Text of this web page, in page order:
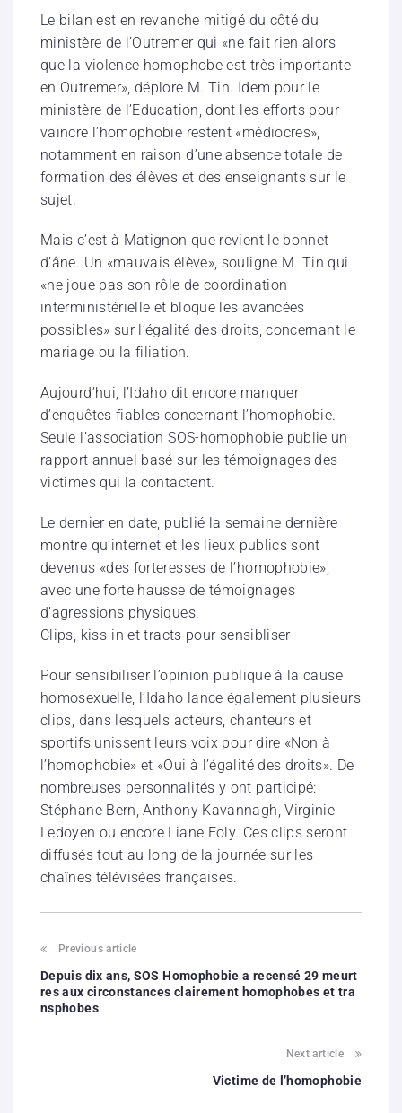
Le bilan est en revanche mitigé du côté du
ministère de l’Outremer qui «ne fait rien alors
que la violence homophobe est très importante
en Outremer», déplore M. Tin. Idem pour le
ministère de l’Education, dont les efforts pour
vaincre l’homophobie restent «médiocres»,
notamment en raison d’une absence totale de
formation des élèves et des enseignants sur le
sujet.
Mais c’est à Matignon que revient le bonnet
d’âne. Un «mauvais élève», souligne M. Tin qui
«ne joue pas son rôle de coordination
interministérielle et bloque les avancées
possibles» sur l’égalité des droits, concernant le
mariage ou la filiation.
Aujourd’hui, l’Idaho dit encore manquer
d’enquêtes fiables concernant l’homophobie.
Seule l’association SOS-homophobie publie un
rapport annuel basé sur les témoignages des
victimes qui la contactent.
Le dernier en date, publié la semaine dernière
montre qu’internet et les lieux publics sont
devenus «des forteresses de l’homophobie»,
avec une forte hausse de témoignages
d’agressions physiques.
Clips, kiss-in et tracts pour sensibliser
Pour sensibiliser l’opinion publique à la cause
homosexuelle, l’Idaho lance également plusieurs
clips, dans lesquels acteurs, chanteurs et
sportifs unissent leurs voix pour dire «Non à
l’homophobie» et «Oui à l’égalité des droits». De
nombreuses personnalités y ont participé:
Stéphane Bern, Anthony Kavannagh, Virginie
Ledoyen ou encore Liane Foly. Ces clips seront
diffusés tout au long de la journée sur les
chaînes télévisées françaises.
Previous article
Depuis dix ans, SOS Homophobie a recensé 29 meurt
res aux circonstances clairement homophobes et tra
nsphobes
Next article
Victime de l’homophobie